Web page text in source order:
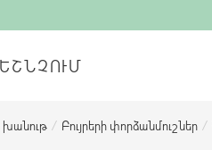
խանութ / Բույրերի փորձանմուշներ /